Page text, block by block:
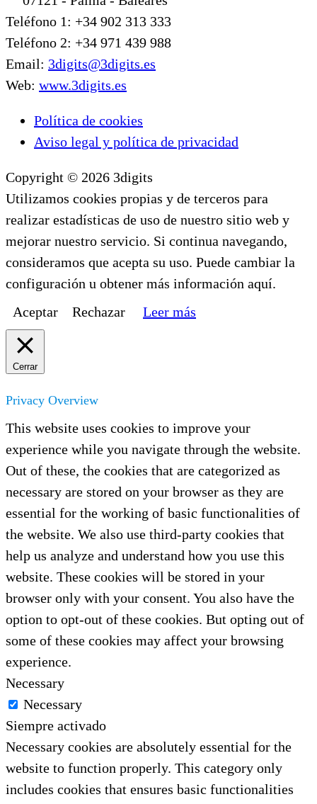
Teléfono 1: +34 902 313 333
Teléfono 2: +34 971 439 988
Email: 3digits@3digits.es
Web: www.3digits.es
Política de cookies
Aviso legal y política de privacidad
Copyright © 2026 3digits
Utilizamos cookies propias y de terceros para
realizar estadísticas de uso de nuestro sitio web y
mejorar nuestro servicio. Si continua navegando,
consideramos que acepta su uso. Puede cambiar la
configuración u obtener más información aquí.
Aceptar
Rechazar Leer más
Cerrar
Privacy Overview
This website uses cookies to improve your
experience while you navigate through the website.
Out of these, the cookies that are categorized as
necessary are stored on your browser as they are
essential for the working of basic functionalities of
the website. We also use third-party cookies that
help us analyze and understand how you use this
website. These cookies will be stored in your
browser only with your consent. You also have the
option to opt-out of these cookies. But opting out of
some of these cookies may affect your browsing
experience.
Necessary
Necessary
Siempre activado
Necessary cookies are absolutely essential for the
website to function properly. This category only
includes cookies that ensures basic functionalities